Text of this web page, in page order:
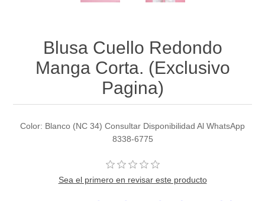
Blusa Cuello Redondo
Manga Corta. (Exclusivo
Pagina)
Color: Blanco (NC 34) Consultar Disponibilidad Al WhatsApp
8338-6775
Sea el primero en revisar este producto